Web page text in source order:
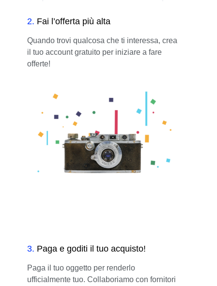
2. Fai l’offerta più alta
Quando trovi qualcosa che ti interessa, crea
il tuo account gratuito per iniziare a fare
offerte!
3. Paga e goditi il tuo acquisto!
Paga il tuo oggetto per renderlo
ufficialmente tuo. Collaboriamo con fornitori